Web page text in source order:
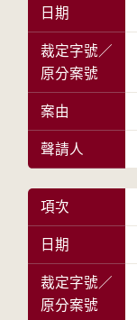
日期
裁定字號／
原分案號
案由
聲請人
項次
日期
裁定字號／
原分案號